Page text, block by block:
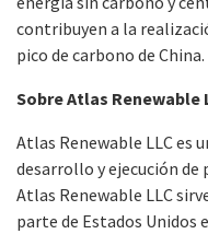
contribuyen a la
pico de carbono de China.
Sobre Atlas Renewable
Atlas Renewable LLC es
desarrollo y ejecución de
Atlas Renewable LLC
parte de Estados